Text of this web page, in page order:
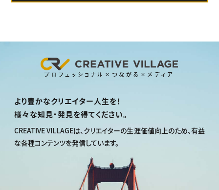
プロフェッショナル×つながる×メディア
より豊かなクリエイター人生を！
様々な知見・発見を得てください。
CREATIVE VILLAGEは、 クリエイターの生涯価値向上のため、有益
な各種コンテンツを発信しています。